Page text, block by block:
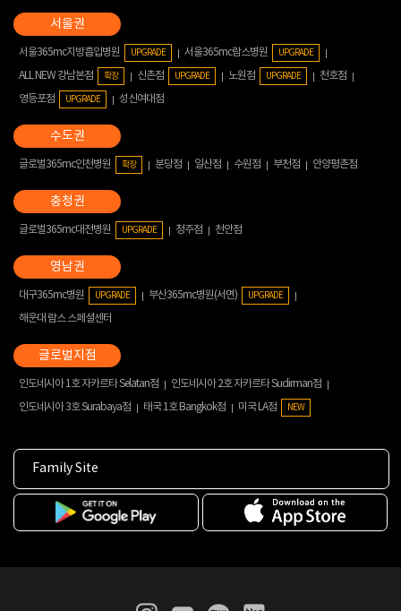
서울365mc지방흡입병원 UPGRADE 서울365mc람스병원 UPGRADE
ALL NEW 강남본점 확장 신촌점 UPGRADE 노원점 UPGRADE
천호점
영등포점
UPGRADE 성신여대점
글로벌365mc인천병원 확장 분당점 일산점 수원점 부천점 안양평촌점
글로벌365mc대전병원 UPGRADE 청주점 천안점
대구365mc병원 UPGRADE 부산365mc병원(서면) UPGRADE
해운대 람스 스페셜센터
인도네시아 1호 자카르타 Selatan점
인도네시아 2호 자카르타 Sudirman점
인도네시아 3호 Surabaya점
태국 1호 Bangkok점 미국 LA점 NEW
Family Site